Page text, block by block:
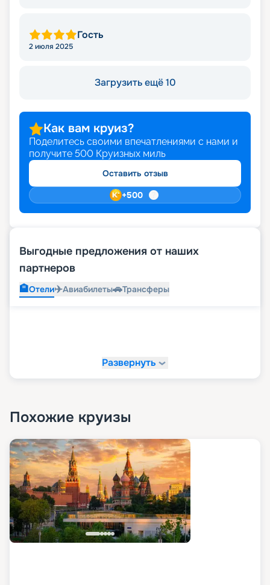
Гость
2 июля 2025
Загрузить ещё 10
Как вам круиз?
Поделитесь своими впечатлениями с нами и
получите 500 Круизных миль
Оставить отзыв
+500
Выгодные предложения от наших
партнеров
🏨Отели✈️Авиабилеты🚗Трансферы
Развернуть
Похожие круизы